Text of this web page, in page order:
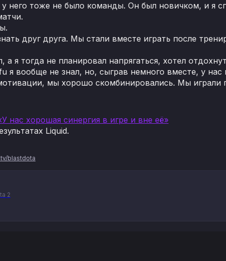
него тоже не было команды. Он был новичком, и я
друг друга. Мы стали вместе играть после
я тогда не планировал напрягаться, хотел
я вообще не знал, но, сыграв немного вместе, у нас
мы хорошо скомбинировались. Мы играли
нас хорошая синергия в игре и вне её»
Liquid.
blastdota
2